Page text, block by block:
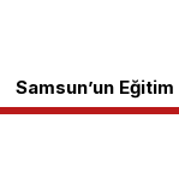
Samsun’un Eğitim